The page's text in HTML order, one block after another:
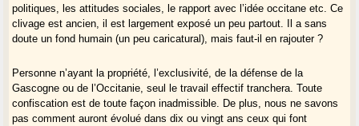
politiques, les attitudes sociales, le rapport avec l’idée occitane etc. Ce
clivage est ancien, il est largement exposé un peu partout. Il a sans
doute un fond humain (un peu caricatural), mais faut-il en rajouter ?
Personne n’ayant la propriété, l’exclusivité, de la défense de la
Gascogne ou de l’Occitanie, seul le travail effectif tranchera. Toute
confiscation est de toute façon inadmissible. De plus, nous ne savons
pas comment auront évolué dans dix ou vingt ans ceux qui font